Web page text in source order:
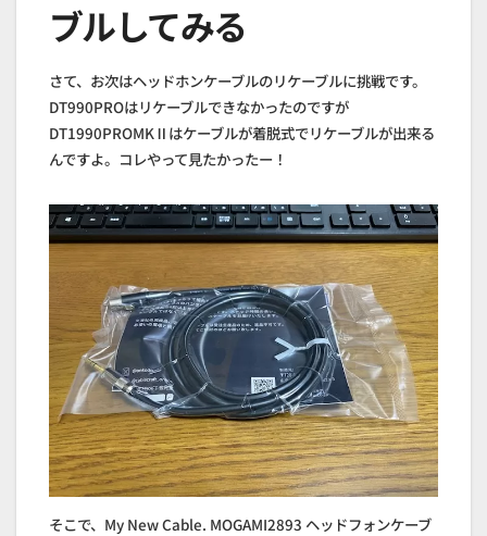
ブルしてみる
さて、お次はヘッドホンケーブルのリケーブルに挑戦です。
DT990PROはリケーブルできなかったのですが
DT1990PROMKⅡはケーブルが着脱式でリケーブルが出来る
んですよ。コレやって見たかったー！
そこで、My New Cable. MOGAMI2893 ヘッドフォンケーブ